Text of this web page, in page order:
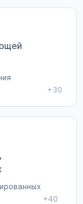
+30
+40